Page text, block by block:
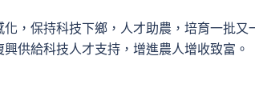
，保持科技下鄉，人才助農，培育一批又
供給科技人才支持，增進農人增收致富。